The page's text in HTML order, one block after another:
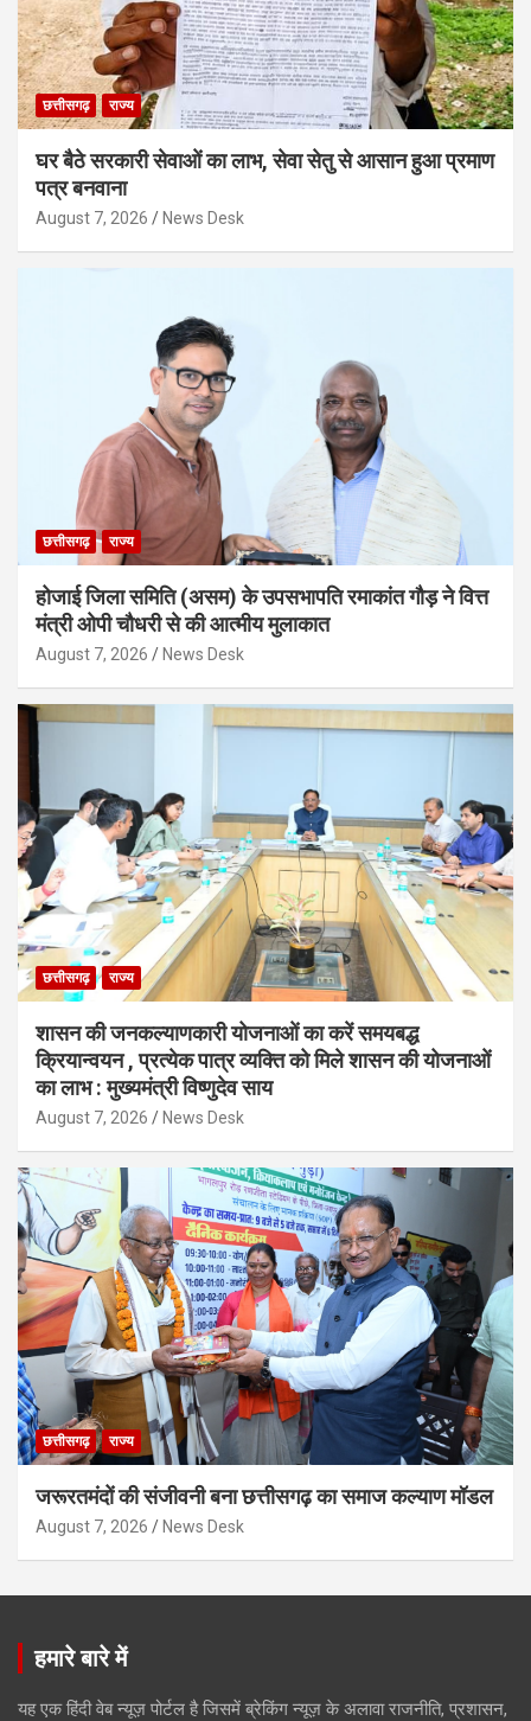
छत्तीसगढ़ राज्य
घर बैठे सरकारी सेवाओं का लाभ, सेवा सेतु से आसान हुआ प्रमाण
पत्र बनवाना
August 7, 2026 News Desk
छत्तीसगढ़ राज्य
होजाई जिला समिति (असम) के उपसभापति रमाकांत गौड़ ने वित्त
मंत्री ओपी चौधरी से की आत्मीय मुलाकात
August 7, 2026 News Desk
छत्तीसगढ़ राज्य
शासन की जनकल्याणकारी योजनाओं का करें समयबद्ध
क्रियान्वयन , प्रत्येक पात्र व्यक्ति को मिले शासन की योजनाओं
का लाभ : मुख्यमंत्री विष्णुदेव साय
August 7, 2026 News Desk
छत्तीसगढ़ राज्य
जरूरतमंदों की संजीवनी बना छत्तीसगढ़ का समाज कल्याण मॉडल
August 7, 2026 News Desk
हमारे बारे में
यह एक हिंदी वेब न्यूज़ पोर्टल है जिसमें ब्रेकिंग न्यूज़ के अलावा राजनीति, प्रशासन,